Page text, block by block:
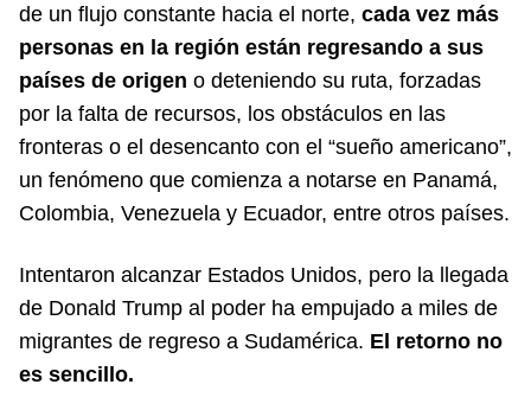
de un flujo constante hacia el norte, cada vez más
personas en la región están regresando a sus
países de origen o deteniendo su ruta, forzadas
por la falta de recursos, los obstáculos en las
fronteras o el desencanto con el “sueño americano”,
un fenómeno que comienza a notarse en Panamá,
Colombia, Venezuela y Ecuador, entre otros países.
Intentaron alcanzar Estados Unidos, pero la llegada
de Donald Trump al poder ha empujado a miles de
migrantes de regreso a Sudamérica. El retorno no
es sencillo.